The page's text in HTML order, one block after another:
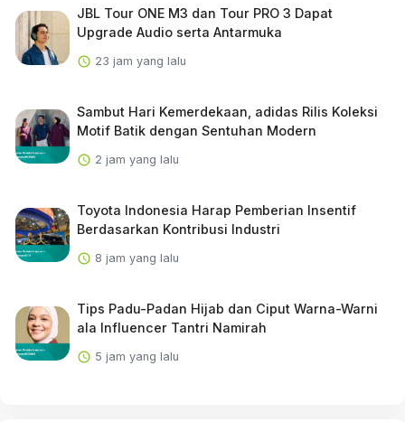
JBL Tour ONE M3 dan Tour PRO 3 Dapat
Upgrade Audio serta Antarmuka
23 jam yang lalu
Sambut Hari Kemerdekaan, adidas Rilis Koleksi
Motif Batik dengan Sentuhan Modern
2 jam yang lalu
Toyota Indonesia Harap Pemberian Insentif
Berdasarkan Kontribusi Industri
8 jam yang lalu
Tips Padu-Padan Hijab dan Ciput Warna-Warni
ala Influencer Tantri Namirah
5 jam yang lalu